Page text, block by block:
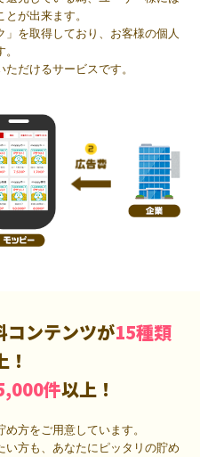
が出来ます。
を取得しており、お客様の個人
だけるサービスです。
コンテンツが15種類
！
件以上！
方をご用意しています。
い方も、あなたにピッタリの貯め